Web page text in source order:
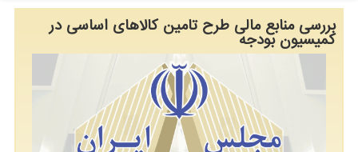
بررسی منابع مالی طرح تامین كالاهای اساسی در
كمیسیون بودجه